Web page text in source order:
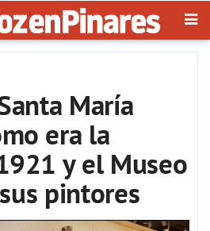
María
era la
y el Museo
pintores